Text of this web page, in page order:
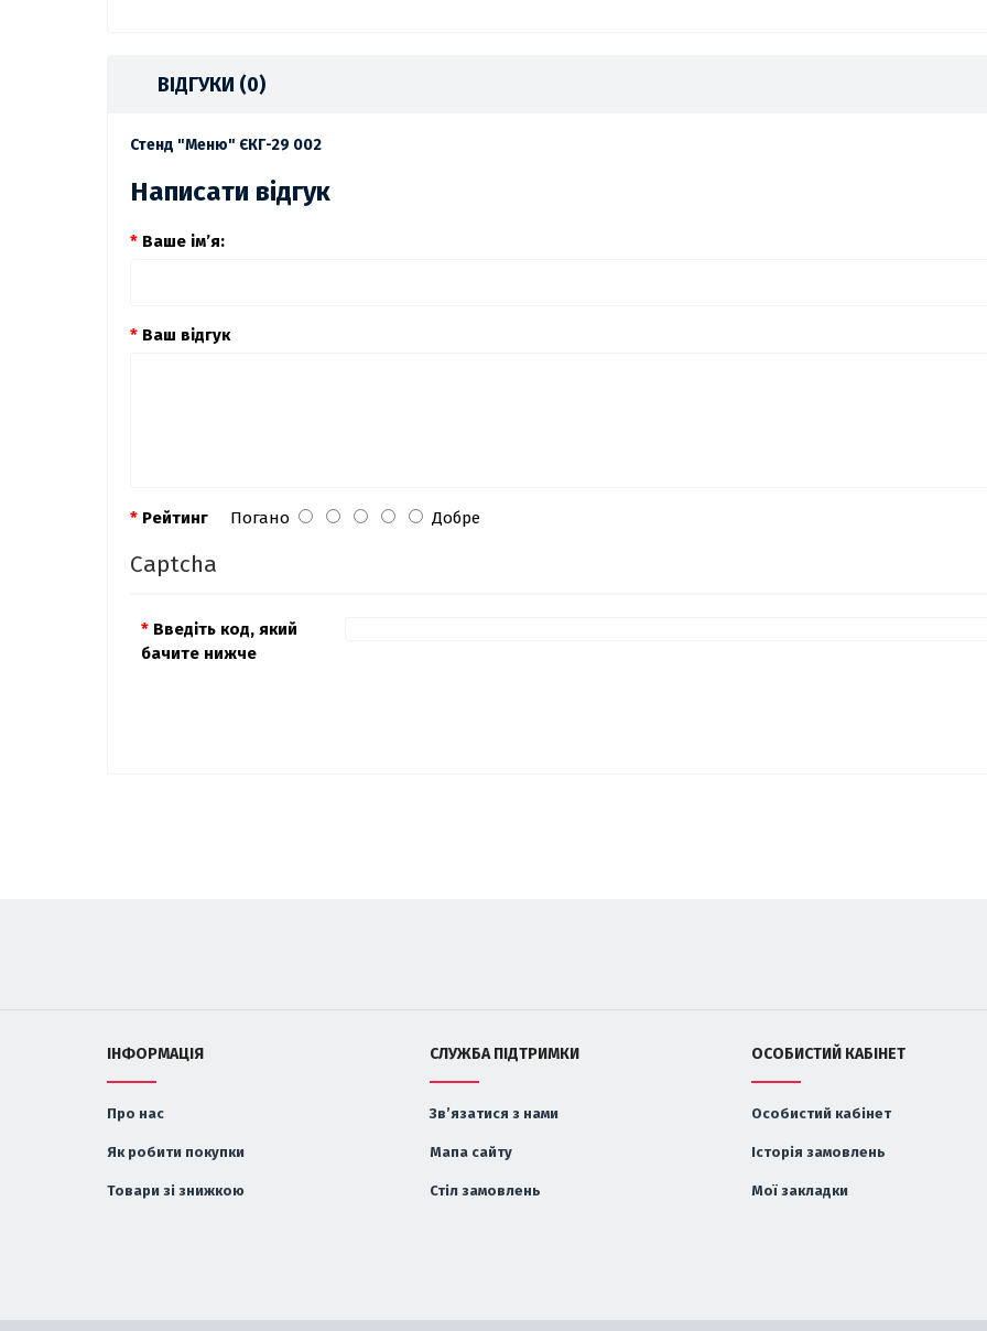
ВІДГУКИ (0)
Стенд "Меню" ЄКГ-29 002
Написати відгук
Ваше ім’я:
Ваш відгук
Рейтинг Погано Добре
Captcha
Введіть код, який
бачите нижче
ІНФОРМАЦІЯ
Про нас
Як робити покупки
Товари зі знижкою
СЛУЖБА ПІДТРИМКИ
Зв’язатися з нами
Мапа сайту
Стіл замовлень
ОСОБИСТИЙ КАБІНЕТ
Особистий кабінет
Історія замовлень
Мої закладки